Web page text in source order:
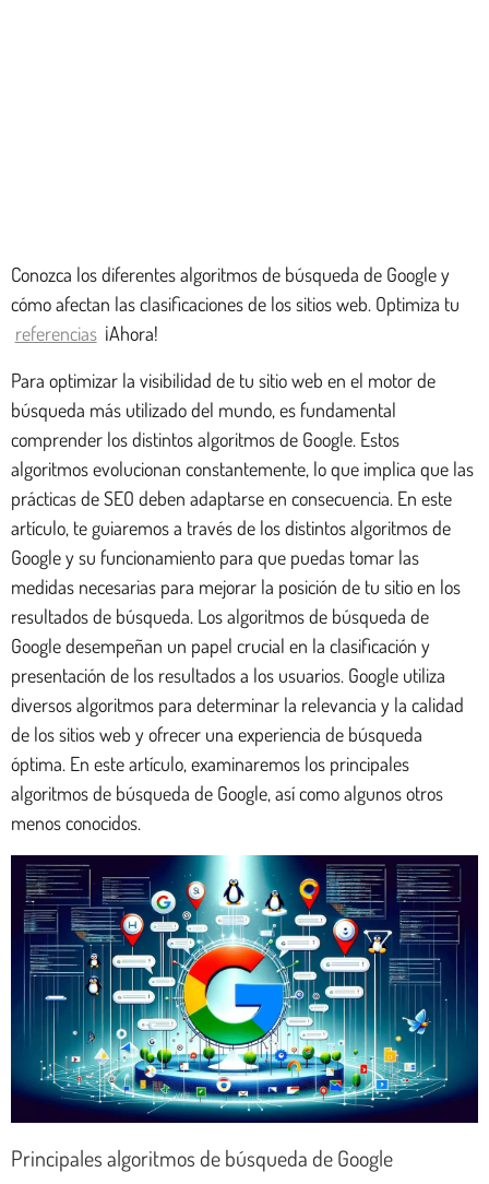
Conozca los diferentes algoritmos de búsqueda de Google y
cómo afectan las clasificaciones de los sitios web. Optimiza tu
referencias ¡Ahora!
Para optimizar la visibilidad de tu sitio web en el motor de
búsqueda más utilizado del mundo, es fundamental
comprender los distintos algoritmos de Google. Estos
algoritmos evolucionan constantemente, lo que implica que las
prácticas de SEO deben adaptarse en consecuencia. En este
artículo, te guiaremos a través de los distintos algoritmos de
Google y su funcionamiento para que puedas tomar las
medidas necesarias para mejorar la posición de tu sitio en los
resultados de búsqueda. Los algoritmos de búsqueda de
Google desempeñan un papel crucial en la clasificación y
presentación de los resultados a los usuarios. Google utiliza
diversos algoritmos para determinar la relevancia y la calidad
de los sitios web y ofrecer una experiencia de búsqueda
óptima. En este artículo, examinaremos los principales
algoritmos de búsqueda de Google, así como algunos otros
menos conocidos.
Principales algoritmos de búsqueda de Google